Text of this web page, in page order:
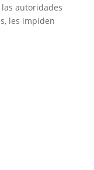
autoridades
les impiden